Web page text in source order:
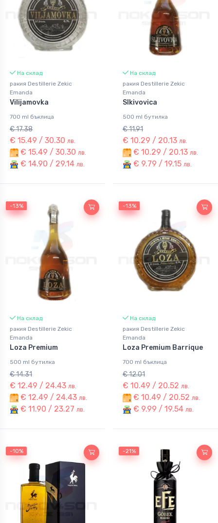
На склад
ракия Destillerie Zekic
Emanda
Vilijamovka
700 ml бъклица
€ 17.38
€ 15.49 / 30.30 лв.
€ 15.49 / 30.30 лв.
€ 14.90 / 29.14 лв.
На склад
ракия Destillerie Zekic
Emanda
Slkivovica
500 ml бутилка
€ 11.91
€ 10.29 / 20.13 лв.
€ 10.29 / 20.13 лв.
€ 9.79 / 19.15 лв.
-13%
-13%
На склад
ракия Destillerie Zekic
Emanda
Loza Premium
500 ml бутилка
€ 14.31
€ 12.49 / 24.43 лв.
€ 12.49 / 24.43 лв.
€ 11.90 / 23.27 лв.
-13%
-13%
На склад
ракия Destillerie Zekic
Emanda
Loza Premium Barrique
700 ml бъклица
€ 12.01
€ 10.49 / 20.52 лв.
€ 10.49 / 20.52 лв.
€ 9.99 / 19.54 лв.
-10% -21%